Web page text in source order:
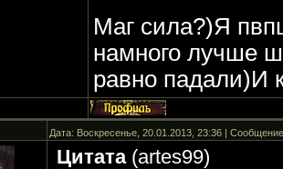
Маг сила?)Я
намного лучше
равно падали)И
Дата: Воскресенье, 20.01.2013, 23:36 |
Цитата(artes99)